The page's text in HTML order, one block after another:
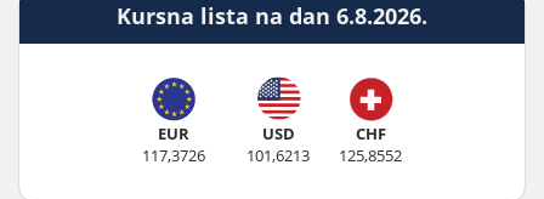
Kursna lista na dan 6.8.2026.
EUR
117,3726
USD
101,6213
CHF
125,8552